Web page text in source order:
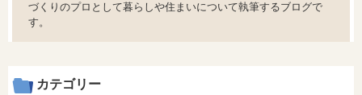
づくりのプロとして暮らしや住まいについて執筆するブログで
す。
カテゴリー